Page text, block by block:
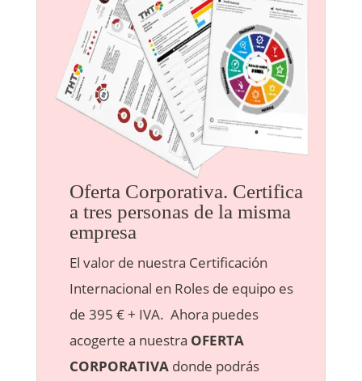
Oferta Corporativa. Certifica
a tres personas de la misma
empresa
El valor de nuestra Certificación
Internacional en Roles de equipo es
de 395 € + IVA. Ahora puedes
acogerte a nuestra OFERTA
CORPORATIVAdonde podrás